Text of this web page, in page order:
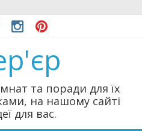
та поради для їх
на нашому сайті
для вас.